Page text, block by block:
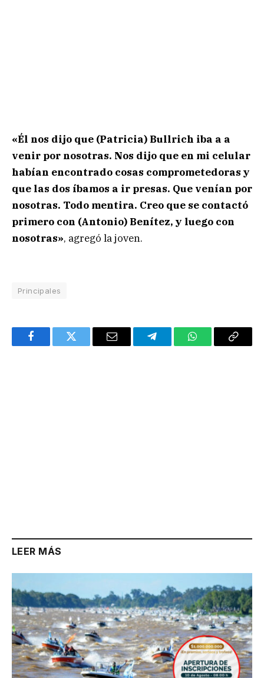
«Él nos dijo que (Patricia) Bullrich iba a a
venir por nosotras. Nos dijo que en mi celular
habían encontrado cosas comprometedoras y
que las dos íbamos a ir presas. Que venían por
nosotras. Todo mentira. Creo que se contactó
primero con (Antonio) Benítez, y luego con
nosotras», agregó la joven.
Principales
FacebookTwitter Email TelegramWhatsAppCopy
LEER MÁS